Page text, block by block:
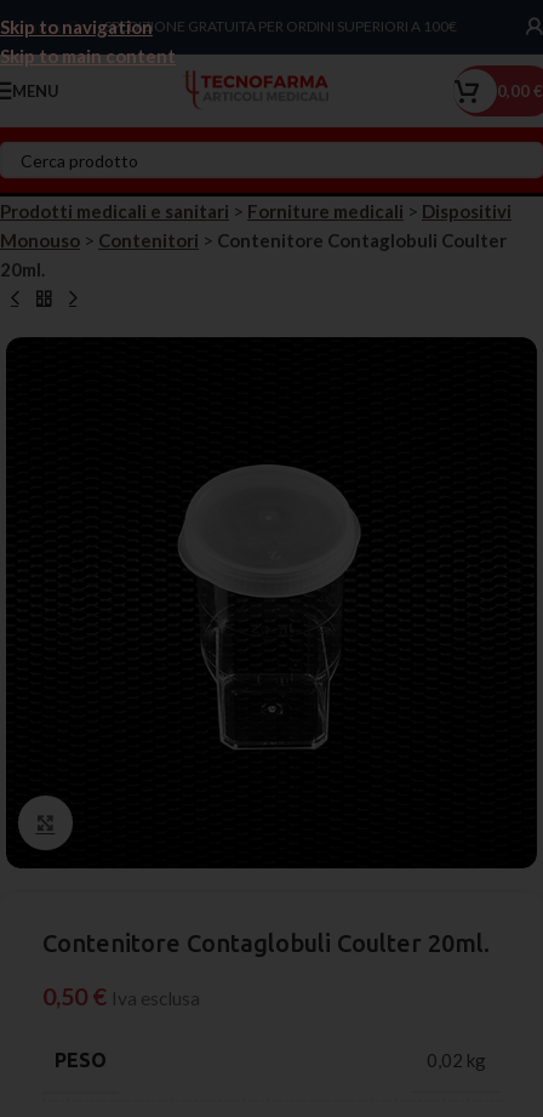
Skip to navigation
Skip to main content
Chiama Ora!SPEDIZIONE GRATUITA PER ORDINI SUPERIORI A 100€
MENU 0,00€
Prodotti medicali e sanitari > Forniture medicali > Dispositivi
Monouso > Contenitori > Contenitore Contaglobuli Coulter
20ml.
Click to enlarge
Contenitore Contaglobuli Coulter 20ml.
0,50 € Iva esclusa
PESO 0,02 kg